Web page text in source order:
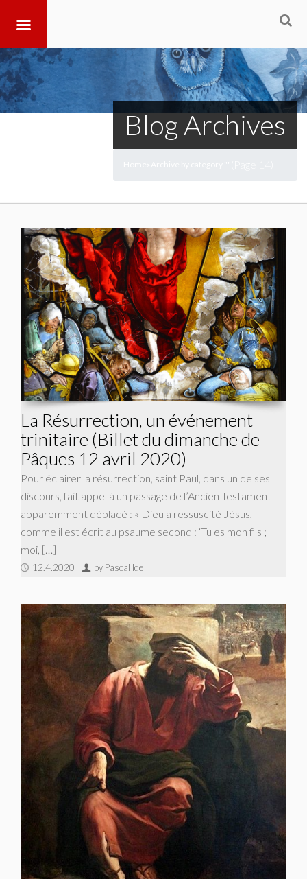
Blog Archives
La Résurrection, un événement
trinitaire (Billet du dimanche de
Pâques 12 avril 2020)
Pour éclairer la résurrection, saint Paul, dans un de ses
discours, fait appel à un passage de l’Ancien Testament
apparemment déplacé : « Dieu a ressuscité Jésus,
comme il est écrit au psaume second : ‘Tu es mon fils ;
moi, […]
12.4.2020 by Pascal Ide